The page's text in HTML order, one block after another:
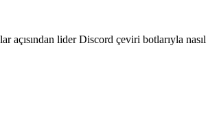
lider Discord çeviri botlarıyla nasıl